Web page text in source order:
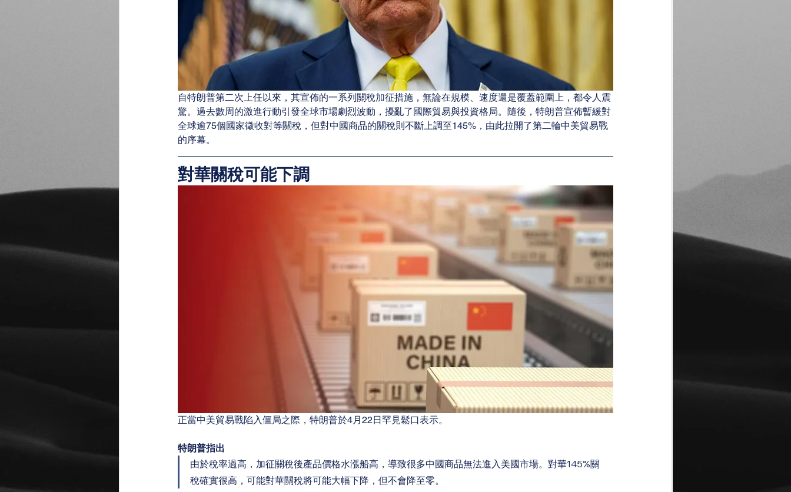
自特朗普第二次上任以來，其宣佈的一系列關稅加征措施，無論在規模、速度還是覆蓋範圍上，都令人震
驚。過去數周的激進行動引發全球市場劇烈波動，擾亂了國際貿易與投資格局。隨後，特朗普宣佈暫緩對
全球逾75個國家徵收對等關稅，但對中國商品的關稅則不斷上調至145%，由此拉開了第二輪中美貿易戰
的序幕。
對華關稅可能下調
正當中美貿易戰陷入僵局之際，特朗普於4月22日罕見鬆口表示。
特朗普指出
由於稅率過高，加征關稅後產品價格水漲船高，導致很多中國商品無法進入美國市場。對華145%關
稅確實很高，可能對華關稅將可能大幅下降，但不會降至零。